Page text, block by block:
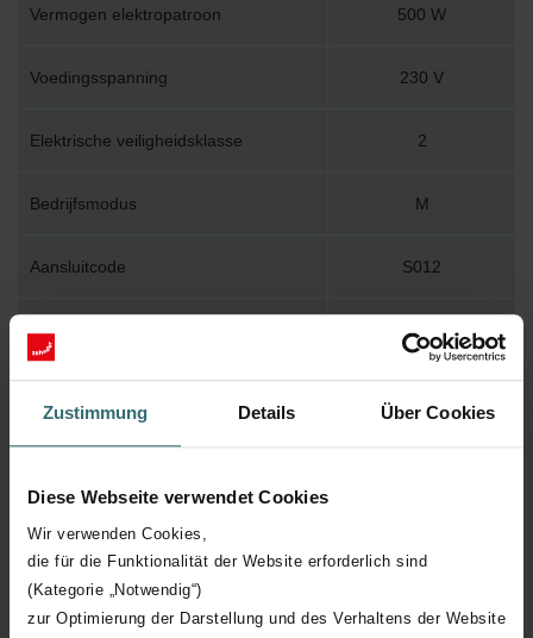
Zustimmung Details Über Cookies
Diese Webseite verwendet Cookies
Wir verwenden Cookies,
die für die Funktionalität der Website erforderlich sind
(Kategorie „Notwendig“)
zur Optimierung der Darstellung und des Verhaltens der Website
Vermogen elektropatroon 500 W
Voedingsspanning 230 V
Elektrische veiligheidsklasse 2
Bedrijfsmodus M
Aansluitcode S012
Afmeting ontluchter 1/2"
Max. werkdruk